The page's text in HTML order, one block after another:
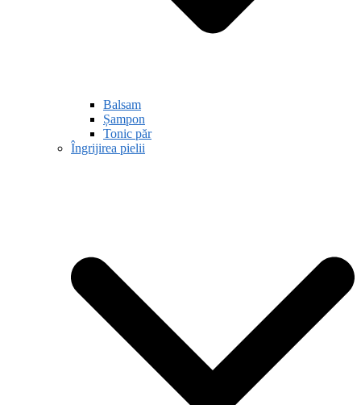
Balsam
Șampon
Tonic păr
Îngrijirea pielii